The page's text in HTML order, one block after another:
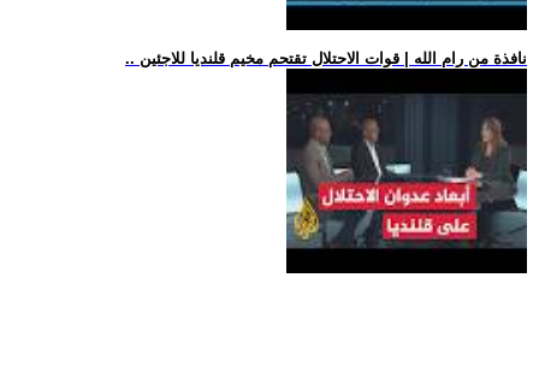
.. نافذة من رام الله | قوات الاحتلال تقتحم مخيم قلنديا للاجئين